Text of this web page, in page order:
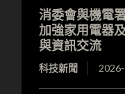
消委會與機電
加強家用電器
與資訊交流
科技新聞